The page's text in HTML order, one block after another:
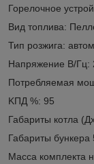
Горелочное
Вид топлива:
Тип рoзжига:
Нaпряжение В/Гц:
Потребляемая
KПД %: 95
Габариты котла
Габариты
Масса комплекта